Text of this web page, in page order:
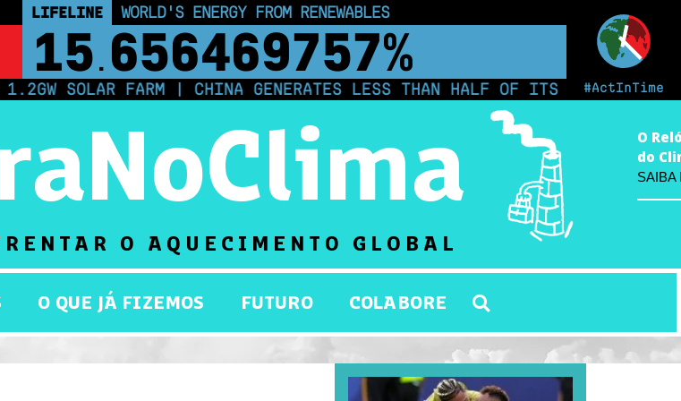
#ActInTime
LIFELINE LAND PROTECTED BY INDIGENOUS PEOPLE
43,500,000km²
FARM | CHINA GENERATES LESS THAN HALF OF ITS ELECTRICITY
O AQUECIMENTO GLOBAL
O
do
SAIBA
O QUE JÁ FIZEMOS FUTURO COLABORE